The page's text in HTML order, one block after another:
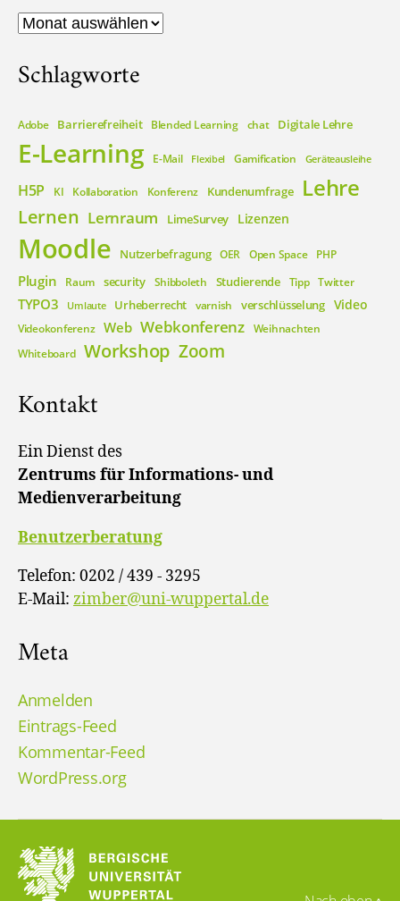
Archiv
Schlagworte
Adobe Barrierefreiheit Blended Learning chat Digitale Lehre
E-Learning E-Mail Flexibel Gamification Geräteausleihe
H5P KI Kollaboration Konferenz Kundenumfrage Lehre
Lernen Lernraum LimeSurvey Lizenzen
Moodle Nutzerbefragung OER Open Space PHP
Plugin Raum security Shibboleth Studierende Tipp Twitter
TYPO3 Umlaute Urheberrecht varnish verschlüsselung Video
Videokonferenz Web Webkonferenz Weihnachten
Whiteboard Workshop Zoom
Kontakt
Ein Dienst des
Zentrums für Informations- und
Medienverarbeitung
Benutzerberatung
Telefon: 0202 / 439 - 3295
E-Mail: zimber@uni-wuppertal.de
Meta
Anmelden
Eintrags-Feed
Kommentar-Feed
WordPress.org